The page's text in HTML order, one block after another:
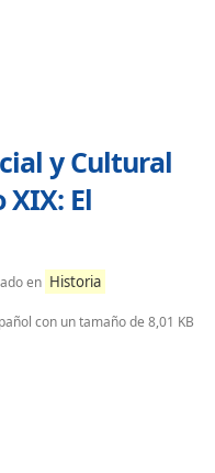
y Cultural
El
en Historia
con un tamaño de 8,01 KB